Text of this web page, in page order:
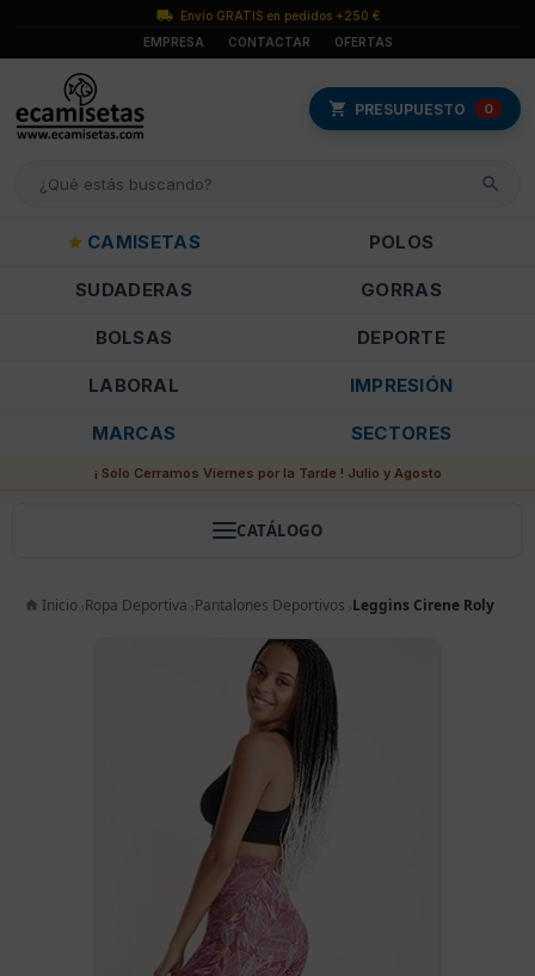
Envío GRATIS en pedidos +250 €
EMPRESA
CONTACTAR OFERTAS
PRESUPUESTO 0
CAMISETAS POLOS
SUDADERAS GORRAS
BOLSAS DEPORTE
LABORAL IMPRESIÓN
MARCAS SECTORES
¡ Sólo Cerramos Viernes por la Tarde ! Julio y Agosto
CATÁLOGO
Inicio Ropa Deportiva Pantalones Deportivos Leggins Cirene Roly